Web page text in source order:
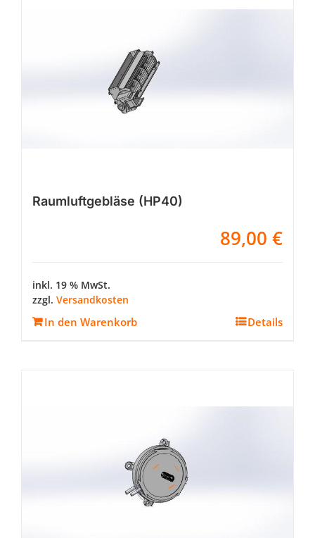
Raumluftgebläse (HP40)
89,00 €
inkl. 19 % MwSt.
zzgl. Versandkosten
In den Warenkorb Details